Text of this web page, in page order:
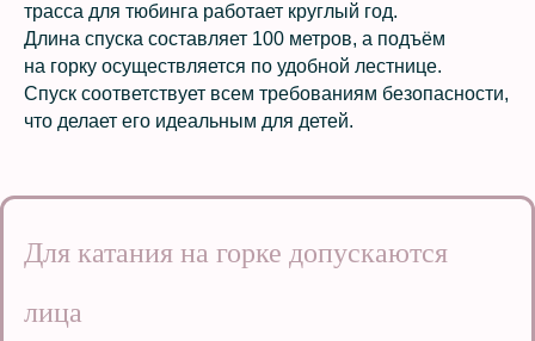
трасса для тюбинга работает круглый год.
Длина спуска составляет 100 метров, а подъём
на горку осуществляется по удобной лестнице.
Спуск соответствует всем требованиям безопасности,
что делает его идеальным для детей.
Для катания на горке допускаются
лица